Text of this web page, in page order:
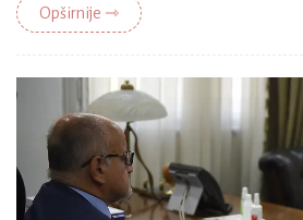
Opširnije ⇾